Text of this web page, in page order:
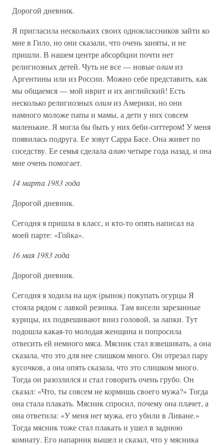
Дорогой дневник.
Я пригласила нескольких своих одноклассников зайти ко
мне в Гило, но они сказали, что очень заняты, и не
пришли. В нашем центре абсорбции почти нет
религиозных детей. Чуть не все — новыеолимиз
Аргентины или из России. Можно себе представить, как
мы общаемся — мой иврит и их английский! Есть
несколько религиозныхолимиз Америки, но они
намного моложе папы и мамы, а дети у них совсем
маленькие. Я могла бы быть у них беби-ситтером! У меня
появилась подруга. Ее зовут Сарра Басе. Она живет по
соседству. Ее семья сделала алиючетыре года назад, и она
мне очень помогает.
14 марта 1983 года
Дорогой дневник.
Сегодня я пришла в класс, и кто-то опять написал на
моей парте: «Гойка».
16 мая 1983 года
Дорогой дневник.
Сегодня я ходила на шук(рынок) покупать огурцы Я
стояла рядом с лавкой резника. Там висели зарезанные
курицы, их подвешивают вниз головой, за лапки. Тут
подошла какая-то молодая женщина и попросила
отвесить ей немного мяса. Мясник стал взвешивать, а она
сказала, что это для нее слишком много. Он отрезал пару
кусочков, а она опять сказала, что это слишком много.
Тогда он разозлился и стал говорить очень грубо. Он
сказал: «Что, ты совсем не кормишь своего мужа?» Тогда
она стала плакать. Мясник спросил, почему она плачет, а
она ответила: «У меня нет мужа, его убили в Ливане.»
Тогда мясник тоже стал плакать и ушел в заднюю
комнату. Его напарник вышел и сказал, что у мясника